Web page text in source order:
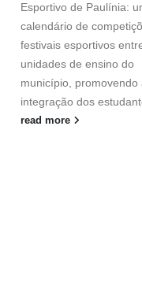
Esportivo de Paulínia:
calendário de
festivais esportivos
unidades de ensino do
município, promovendo
integração dos
read more